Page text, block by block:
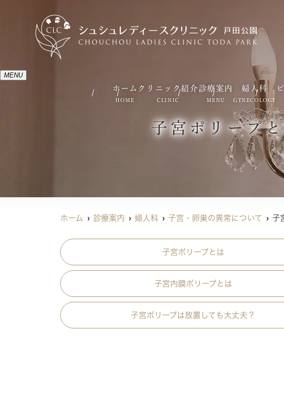
MENU
ホーム
HOME
クリニック紹介
CLINIC
診療案内
MENU
婦人科
GYNECOLOGY
子宮ポリープ
ホーム 診療案内 婦人科 子宮・卵巣の異常について 子
子宮ポリープとは
子宮内膜ポリープとは
子宮ポリープは放置しても大丈夫？